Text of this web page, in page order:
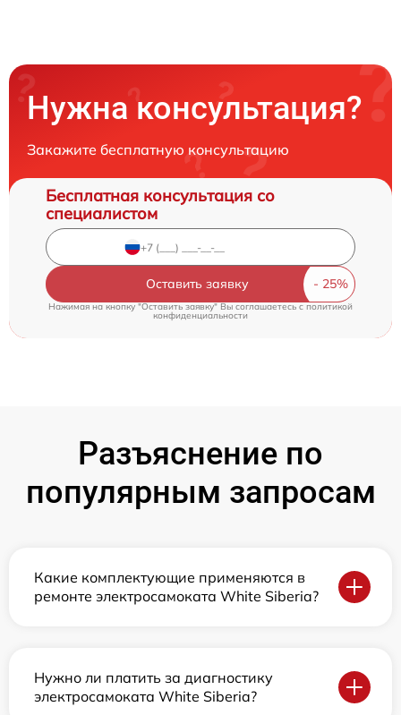
Нужна консультация?
Закажите бесплатную консультацию
Бесплатная консультация со
специалистом
Оставить заявку
Нажимая на кнопку "Оставить заявку" Вы соглашаетесь cполитикой
конфиденциальности
Разъяснение по
популярным запросам
Какие комплектующие применяются в
ремонте электросамоката White Siberia?
Нужно ли платить за диагностику
электросамоката White Siberia?